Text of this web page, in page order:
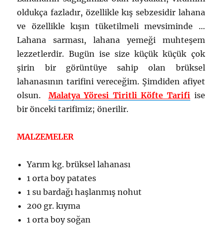
oldukça fazladır, özellikle kış sebzesidir lahana
ve özellikle kışın tüketilmeli mevsiminde …
Lahana sarması, lahana yemeği muhteşem
lezzetlerdir. Bugün ise size küçük küçük çok
şirin bir görüntüye sahip olan brüksel
lahanasının tarifini vereceğim. Şimdiden afiyet
olsun. Malatya Yöresi Tiritli Köfte Tarifi ise
bir önceki tarifimiz; önerilir.
MALZEMELER
Yarım kg. brüksel lahanası
1 orta boy patates
1 su bardağı haşlanmış nohut
200 gr. kıyma
1 orta boy soğan